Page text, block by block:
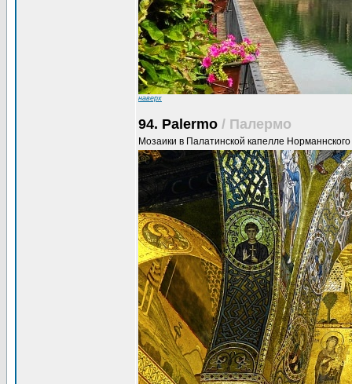
наверх
94. Palermo / Палермо
Мозаики в Палатинской капелле